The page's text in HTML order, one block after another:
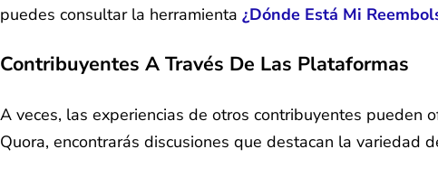
puedes consultar la herramienta ¿Dónde Está Mi
Contribuyentes A Través De Las Plataformas
A veces, las experiencias de otros contribuyentes
Quora, encontrarás discusiones que destacan la variedad